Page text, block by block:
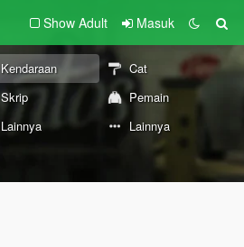
Show Adult Masuk
Kendaraan
Cat
Skrip
Pemain
Lainnya Lainnya